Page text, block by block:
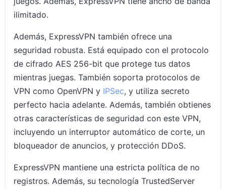
ilimitado.
Además, ExpressVPN también ofrece una
seguridad robusta. Está equipado con el protocolo
de cifrado AES 256-bit que protege tus datos
mientras juegas. También soporta protocolos de
VPN como OpenVPN y IPSec, y utiliza secreto
perfecto hacia adelante. Además, también obtienes
otras características de seguridad con este VPN,
incluyendo un interruptor automático de corte, un
bloqueador de anuncios, y protección DDoS.
ExpressVPN mantiene una estricta política de no
registros. Además, su tecnología TrustedServer